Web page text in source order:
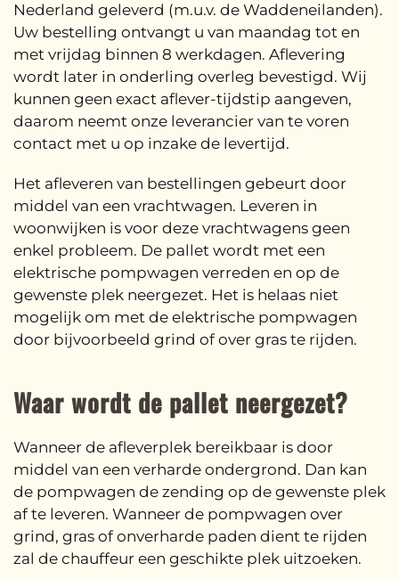
Nederland geleverd (m.u.v. de Waddeneilanden).
Uw bestelling ontvangt u van maandag tot en
met vrijdag binnen 8 werkdagen. Aflevering
wordt later in onderling overleg bevestigd. Wij
kunnen geen exact aflever-tijdstip aangeven,
daarom neemt onze leverancier van te voren
contact met u op inzake de levertijd.
Het afleveren van bestellingen gebeurt door
middel van een vrachtwagen. Leveren in
woonwijken is voor deze vrachtwagens geen
enkel probleem. De pallet wordt met een
elektrische pompwagen verreden en op de
gewenste plek neergezet. Het is helaas niet
mogelijk om met de elektrische pompwagen
door bijvoorbeeld grind of over gras te rijden.
Waar wordt de pallet neergezet?
Wanneer de afleverplek bereikbaar is door
middel van een verharde ondergrond. Dan kan
de pompwagen de zending op de gewenste plek
af te leveren. Wanneer de pompwagen over
grind, gras of onverharde paden dient te rijden
zal de chauffeur een geschikte plek uitzoeken.